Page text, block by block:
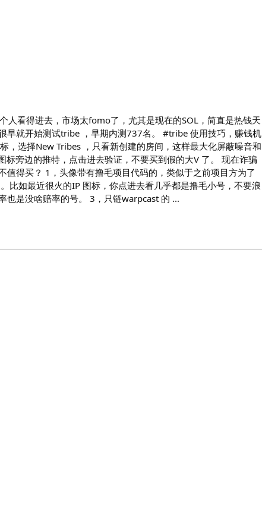
看得进去，市场太fomo了，尤其是现在的SOL，简直是热钱天
早就开始测试tribe ，早期内测737名。 #tribe 使用技巧，赚钱机
，选择New Tribes ，只看新创建的房间，这样最大化屏蔽噪音和
旁边的推特，点击进去验证，不要买到假的大V 了。 现在诈骗
得买？ 1，头像带有撸毛项目代码的，类似于之前项目方为了
比如最近很火的IP 图标，你点进去看几乎都是撸毛小号，不要浪
也是没啥赔率的号。 3，只链warpcast 的 ...